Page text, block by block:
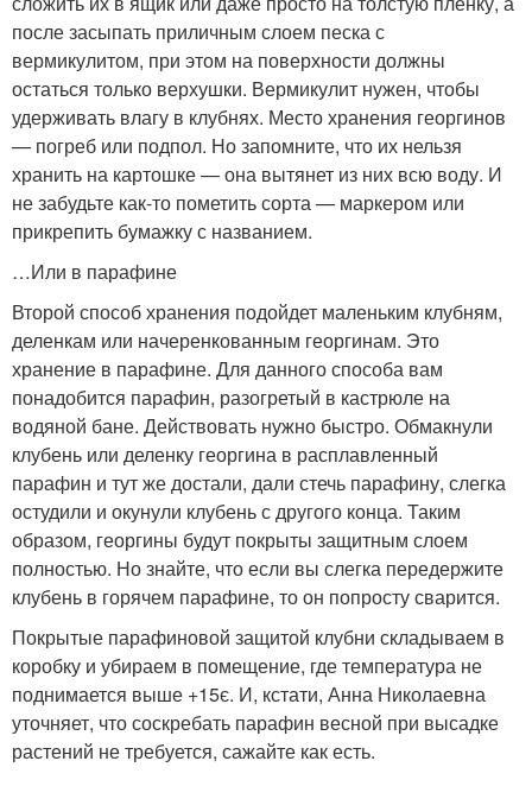
после засыпать приличным слоем песка с
вермикулитом, при этом на поверхности должны
остаться только верхушки. Вермикулит нужен, чтобы
удерживать влагу в клубнях. Место хранения георгинов
— погреб или подпол. Но запомните, что их нельзя
хранить на картошке — она вытянет из них всю воду. И
не забудьте как-то пометить сорта — маркером или
прикрепить бумажку с названием.
…Или в парафине
Второй способ хранения подойдет маленьким клубням,
деленкам или начеренкованным георгинам. Это
хранение в парафине. Для данного способа вам
понадобится парафин, разогретый в кастрюле на
водяной бане. Действовать нужно быстро. Обмакнули
клубень или деленку георгина в расплавленный
парафин и тут же достали, дали стечь парафину, слегка
остудили и окунули клубень с другого конца. Таким
образом, георгины будут покрыты защитным слоем
полностью. Но знайте, что если вы слегка передержите
клубень в горячем парафине, то он попросту сварится.
Покрытые парафиновой защитой клубни складываем в
коробку и убираем в помещение, где температура не
поднимается выше +15є. И, кстати, Анна Николаевна
уточняет, что соскребать парафин весной при высадке
растений не требуется, сажайте как есть.